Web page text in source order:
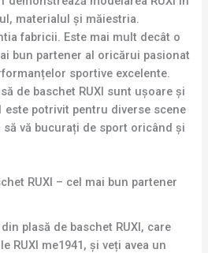
materialul și măiestria.
fabricii. Este mai mult decât o
bun partener al oricărui pasionat
sportive excelente.
de baschet RUXI sunt ușoare și
este potrivit pentru diverse scene
vă bucurați de sport oricând și
RUXI – cel mai bun partener
plasă de baschet RUXI, care
RUXI me1941, și veți avea un